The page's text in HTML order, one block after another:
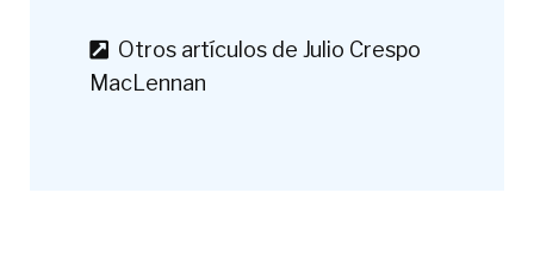
Otros artículos de Julio Crespo
MacLennan